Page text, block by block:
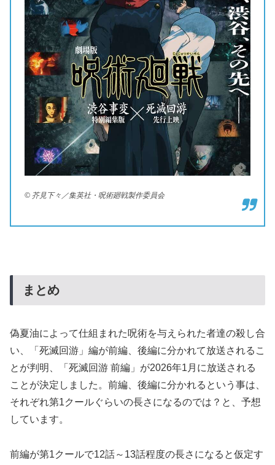
© 芥見下々／集英社・呪術廻戦製作委員会
まとめ
偽夏油によって仕組まれた呪術を与えられた者達の殺し合
い、「死滅回游」編が前編、後編に分かれて放送されるこ
とが判明、「死滅回游 前編」が2026年1月に放送される
ことが決定しました。前編、後編に分かれるという事は、
それぞれ第1クールぐらいの長さになるのでは？と、予想
しています。
前編が第1クールで12話～13話程度の長さになると仮定す